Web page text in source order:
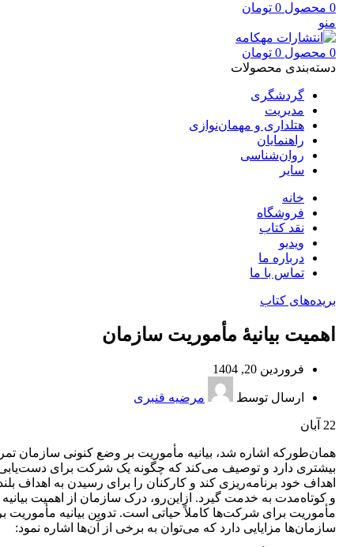
0 محصول 0 تومان
منو
0 محصول 0 تومان
دسته‌بندی محصولات
گردشگری
مدیریت
هتلداری و مهمان‌نوازی
راهنمایان
روان‌شناسی
سایر
خانه
فروشگاه
نقد کتاب
ویدیو
درباره‌ ما
تماس با ما
بریده‌های کتاب
اهمیت بیانیۀ مأموریت سازمان
فروردین 20, 1404
ارسال توسط مرضیه قنبری
22 آبان
همان‌طورکه اشاره شد، بیانیه مأموریت بر وضع کنونی سازمان
بیشتری دارد و توصیف می‌کند که چگونه یک شرکت برای
اهداف خود برنامه‌ریزی کند و کارکنان را برای رسیدن به اهداف
و کوتاه‌مدت به خدمت گیرد. از‌این‌رو، درک سازمان از اهمیت بیانیه
مأموریت برای شرکت‌ها کاملاً حیاتی است. تدوین بیانیه مأموریت
سازمان‌ها مزایایی دارد که می‌توان به برخی از آن‌ها اشاره نمود: